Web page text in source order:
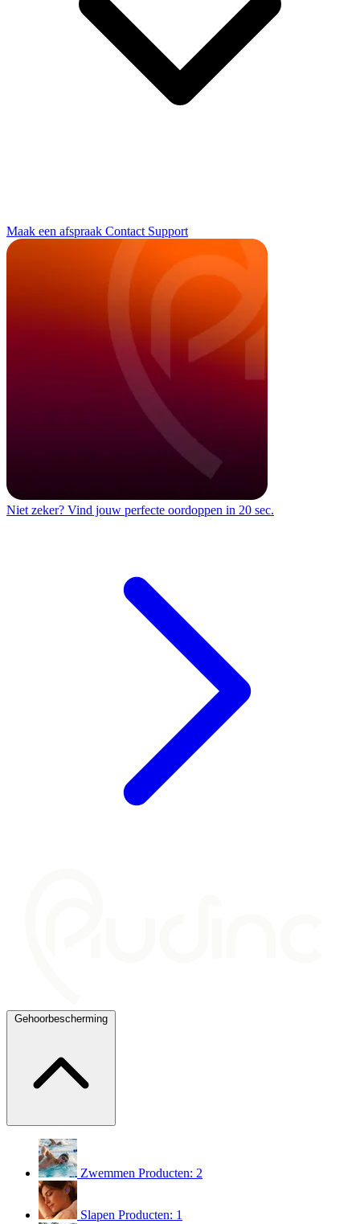
Maak een afspraak Contact Support
Niet zeker? Vind jouw perfecte oordoppen in 20 sec.
Gehoorbescherming
Zwemmen Producten: 2
Slapen Producten: 1